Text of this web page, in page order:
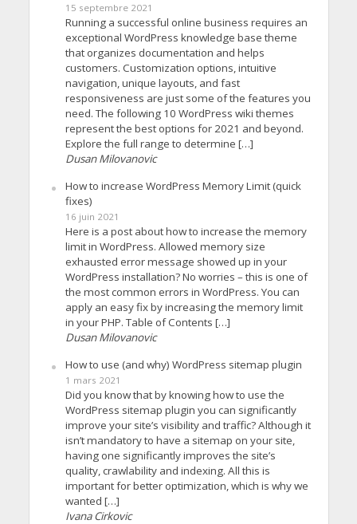
15 septembre 2021
Running a successful online business requires an
exceptional WordPress knowledge base theme
that organizes documentation and helps
customers. Customization options, intuitive
navigation, unique layouts, and fast
responsiveness are just some of the features you
need. The following 10 WordPress wiki themes
represent the best options for 2021 and beyond.
Explore the full range to determine […]
Dusan Milovanovic
How to increase WordPress Memory Limit (quick
fixes)
16 juin 2021
Here is a post about how to increase the memory
limit in WordPress. Allowed memory size
exhausted error message showed up in your
WordPress installation? No worries – this is one of
the most common errors in WordPress. You can
apply an easy fix by increasing the memory limit
in your PHP. Table of Contents […]
Dusan Milovanovic
How to use (and why) WordPress sitemap plugin
1 mars 2021
Did you know that by knowing how to use the
WordPress sitemap plugin you can significantly
improve your site’s visibility and traffic? Although it
isn’t mandatory to have a sitemap on your site,
having one significantly improves the site’s
quality, crawlability and indexing. All this is
important for better optimization, which is why we
wanted […]
Ivana Cirkovic